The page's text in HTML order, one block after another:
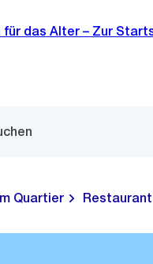
das Alter
Quartier